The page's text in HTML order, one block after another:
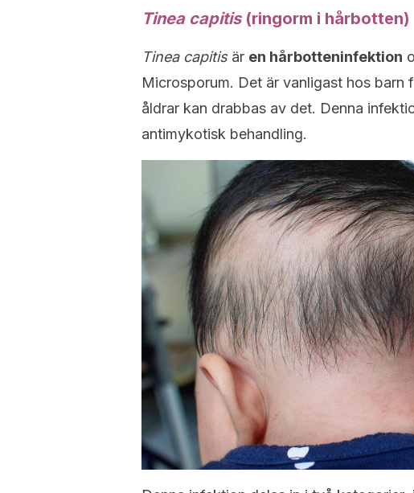
Tinea capitis(ringorm i hårbotten)
Tinea capitisär en hårbotteninfektion
Microsporum. Det är vanligast hos barn
åldrar kan drabbas av det. Denna
antimykotisk behandling.